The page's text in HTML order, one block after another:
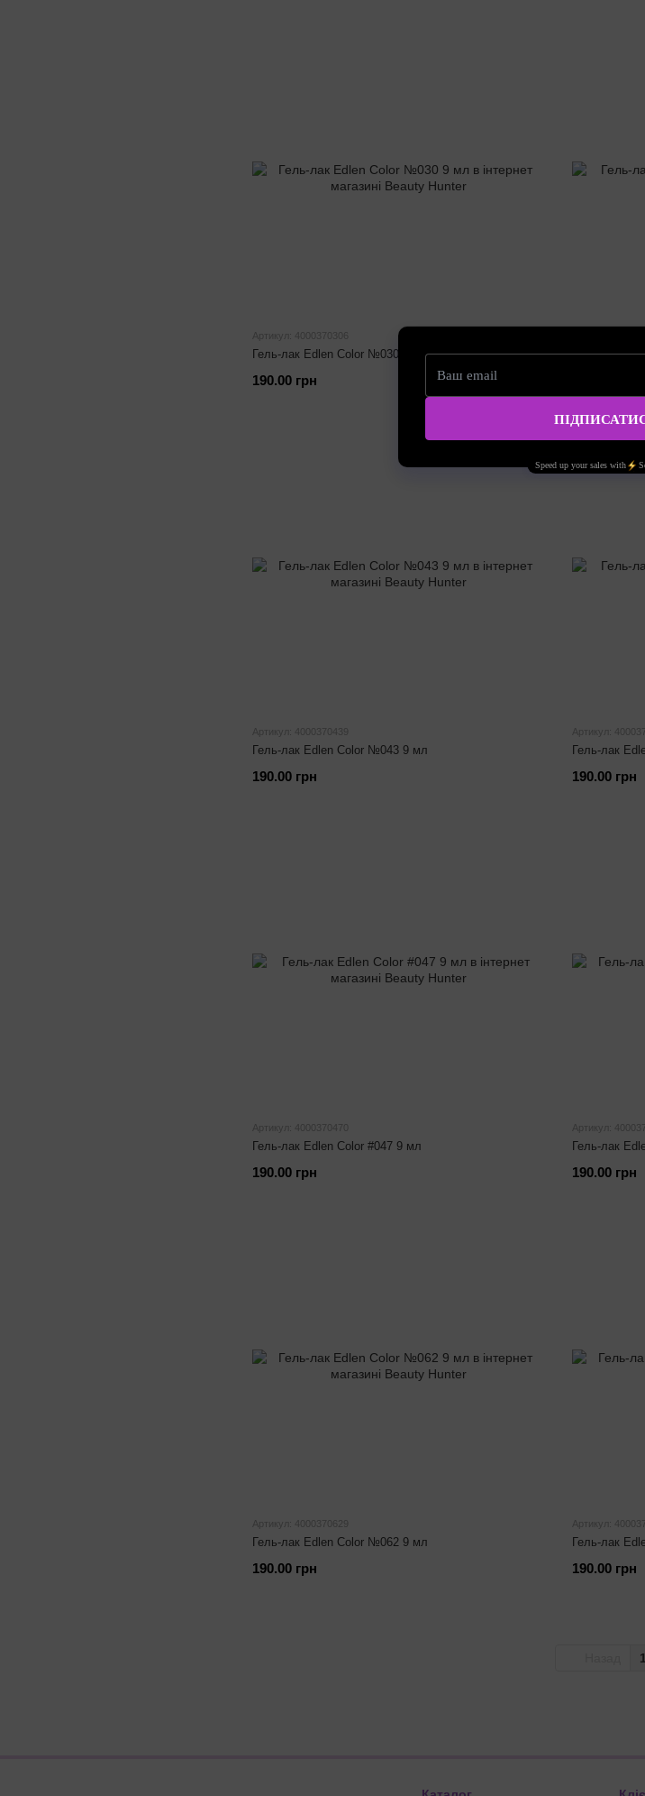
Артикул: 4000370306
Гель-лак Edlen Color №030 9 мл
190.00 грн
Гель-лак
Артикул: 4000370439
Гель-лак Edlen Color №043 9 мл
190.00 грн
Артикул:
Гель-лак
190.00 грн
Артикул: 4000370470
Гель-лак Edlen Color #047 9 мл
190.00 грн
Артикул:
Гель-лак
190.00 грн
Артикул: 4000370629
Гель-лак Edlen Color №062 9 мл
190.00 грн
Артикул:
Гель-лак
190.00 грн
1